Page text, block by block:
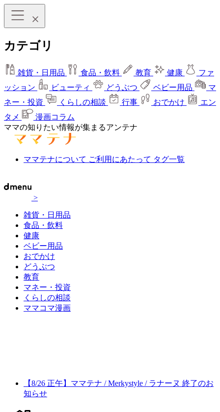
カテゴリ
雑貨・日用品 食品・飲料 教育 健康
ファ
ッション
ビューティ どうぶつ ベビー用品
マ
ネー・投資
くらしの相談 行事 おでかけ
エン
タメ
漫画コラム
ママの知りたい情報が集まるアンテナ
ママテナについて ご利用にあたって タグ一覧
>
雑貨・日用品
食品・飲料
健康
ベビー用品
おでかけ
どうぶつ
教育
マネー・投資
くらしの相談
ママコマ漫画
【8/26 正午】ママテナ / Merkystyle / ラナーヌ 終了のお
知らせ